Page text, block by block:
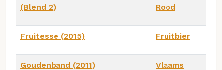
(Blend 2)
Rood
Fruitesse (2015) Fruitbier
Goudenband (2011)
Vlaams